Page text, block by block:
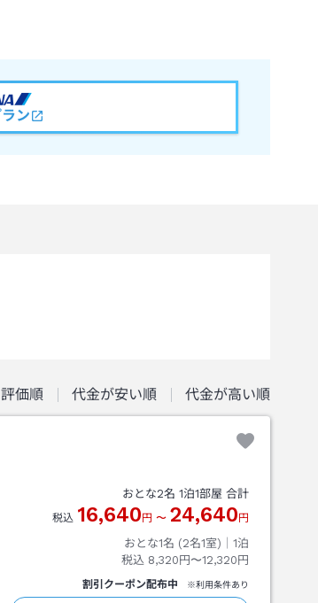
ン
評価順 代金が安い順 代金が高い順
おとな2名 1泊1部屋 合計
税込 16,640 円 〜 24,640 円
おとな1名 (2名1室)｜ 1泊
税込 8,320円〜12,320円
割引クーポン配布中 ※利用条件あり